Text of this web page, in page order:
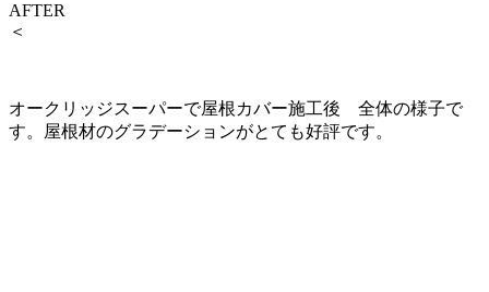
AFTER
＜
オークリッジスーパーで屋根カバー施工後 全体の様子で
す。屋根材のグラデーションがとても好評です。